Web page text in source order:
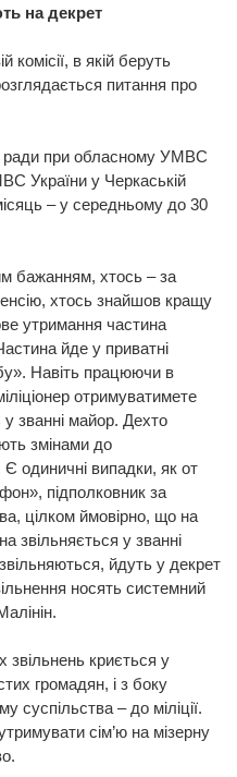
на декрет
комісії, в якій беруть
питання про
ради при обласному УМВС
України у Черкаській
– у середньому до 30
бажанням, хтось – за
хтось знайшов кращу
утримання частина
йде у приватні
Навіть працюючи в
отримуватимете
званні майор. Дехто
змінами до
Є одиничні випадки, як от
підполковник за
цілком ймовірно, що на
звільняється у званні
йдуть у декрет
носять системний
звільнень криється у
громадян, і з боку
суспільства – до міліції.
сім’ю на мізерну